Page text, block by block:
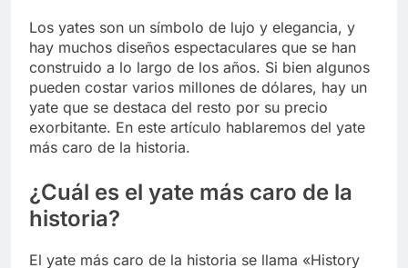
Los yates son un símbolo de lujo y elegancia, y
hay muchos diseños espectaculares que se han
construido a lo largo de los años. Si bien algunos
pueden costar varios millones de dólares, hay un
yate que se destaca del resto por su precio
exorbitante. En este artículo hablaremos del yate
más caro de la historia.
¿Cuál es el yate más caro de la
historia?
El yate más caro de la historia se llama «History